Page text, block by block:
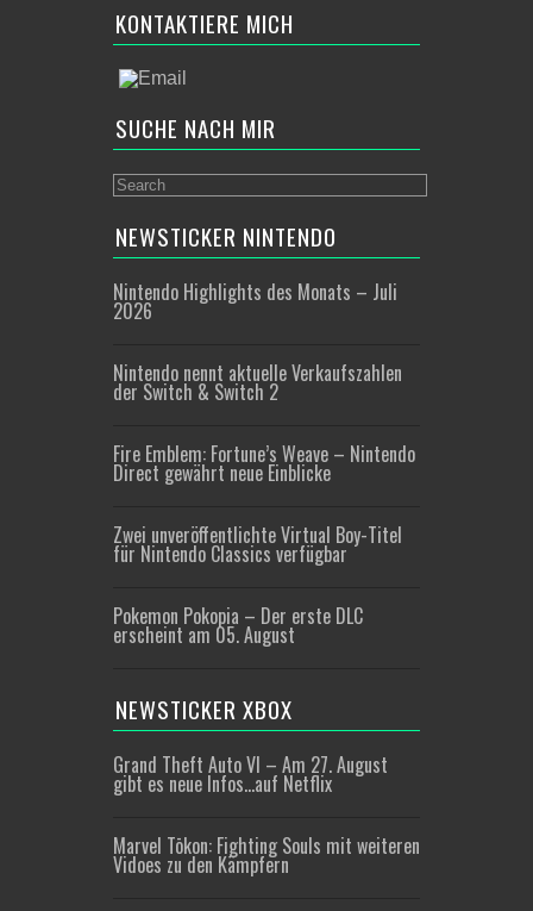
KONTAKTIERE MICH
SUCHE NACH MIR
NEWSTICKER NINTENDO
Nintendo Highlights des Monats – Juli
2026
Nintendo nennt aktuelle Verkaufszahlen
der Switch & Switch 2
Fire Emblem: Fortune’s Weave – Nintendo
Direct gewährt neue Einblicke
Zwei unveröffentlichte Virtual Boy-Titel
für Nintendo Classics verfügbar
Pokemon Pokopia – Der erste DLC
erscheint am 05. August
NEWSTICKER XBOX
Grand Theft Auto VI – Am 27. August
gibt es neue Infos…auf Netflix
Marvel Tōkon: Fighting Souls mit weiteren
Vidoes zu den Kämpfern